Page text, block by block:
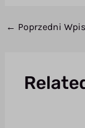
← Poprzedni Wpis